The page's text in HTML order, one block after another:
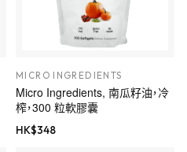
MICRO INGREDIENTS
Micro Ingredients, 南瓜籽油，冷
榨，300 粒軟膠囊
HK$348